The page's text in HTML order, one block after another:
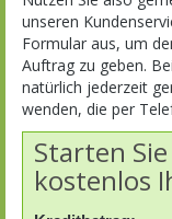
unseren
Formular aus, um
Auftrag zu geben.
natürlich jederzeit
wenden, die per
Starten
kostenlos